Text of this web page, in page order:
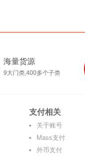
海量货源
9大门类,400多个子类
支付相关
关于账号
Mass支付
外币支付